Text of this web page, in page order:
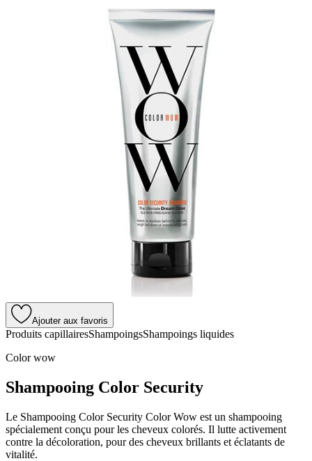
Ajouter aux favoris
Produits capillairesShampoingsShampoings liquides
Color wow
Shampooing Color Security
Le Shampooing Color Security Color Wow est un shampooing
spécialement conçu pour les cheveux colorés. Il lutte activement
contre la décoloration, pour des cheveux brillants et éclatants de
vitalité.